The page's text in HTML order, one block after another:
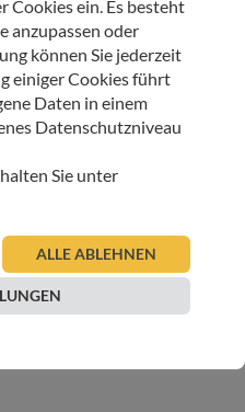
im Refektorium des
über seine
Abschiede spricht. Aber
alle eins“, unddie
von Bruder Erich. Wir
und gestärkt und natürlich
genießen.
Cookies ein. Es besteht
anzupassen oder
können Sie jederzeit
einiger Cookies führt
Daten in einem
Datenschutzniveau
Sie unter
ALLE ABLEHNEN